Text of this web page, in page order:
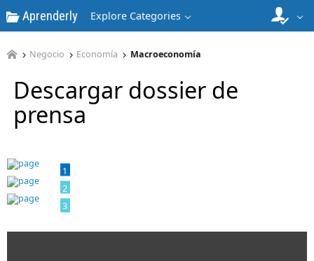
Aprenderly Explore Categories
Negocio Economía Macroeconomía
Descargar dossier de
prensa
1
2
3